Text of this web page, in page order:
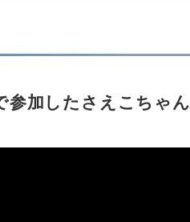
参加したさえこちゃん